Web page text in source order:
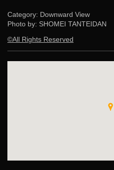
Category: Downward View
Photo by: SHOMEI TANTEIDAN
©All Rights Reserved